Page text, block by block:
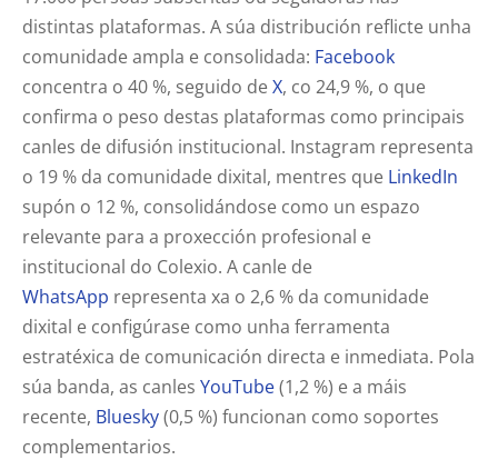
distintas plataformas. A súa distribución reflicte unha
comunidade ampla e consolidada: Facebook
concentra o 40 %, seguido deX, co 24,9 %, o que
confirma o peso destas plataformas como principais
canles de difusión institucional. Instagram representa
o 19 % da comunidade dixital, mentres que LinkedIn
supón o 12 %, consolidándose como un espazo
relevante para a proxección profesional e
institucional do Colexio. A canle de
WhatsApp representa xa o 2,6 % da comunidade
dixital e configúrase como unha ferramenta
estratéxica de comunicación directa e inmediata. Pola
súa banda, as canlesYouTube(1,2 %) e a máis
recente, Bluesky(0,5 %) funcionan como soportes
complementarios.